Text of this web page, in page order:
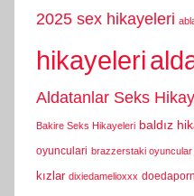
2025 sex hikayeleri
hikayeleri
Aldatanlar Seks
Bakire Seks Hikayeleri baldız
oyunculari brazzerstaki
kızlar dixiedamelioxxx